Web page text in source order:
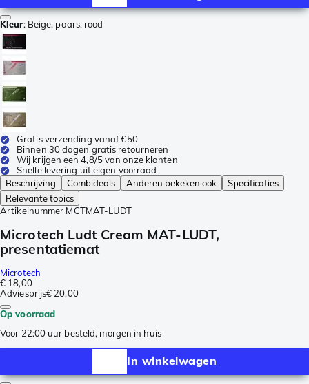
Kleur: Beige, paars, rood
Gratis verzending vanaf €50
Binnen 30 dagen gratis retourneren
Wij krijgen een 4,8/5 van onze klanten
Snelle levering uit eigen voorraad
Beschrijving
Combideals Anderen bekeken ook
Specificaties
Relevante topics
Artikelnummer MCTMAT-LUDT
Microtech Ludt Cream MAT-LUDT,
presentatiemat
Microtech
€ 18,00
Adviesprijs€ 20,00
Op voorraad
Voor 22:00 uur besteld, morgen in huis
In winkelwagen